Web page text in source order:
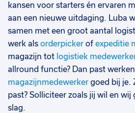
kansen voor starters én ervaren
aan een nieuwe uitdaging. Luba
samen met een groot aantal
werk als orderpicker of expeditie
magazijn tot logistiek
allround functie? Dan past
magazijnmedewerker goed bij je.
past? Solliciteer zoals jij wil en wij
slag.